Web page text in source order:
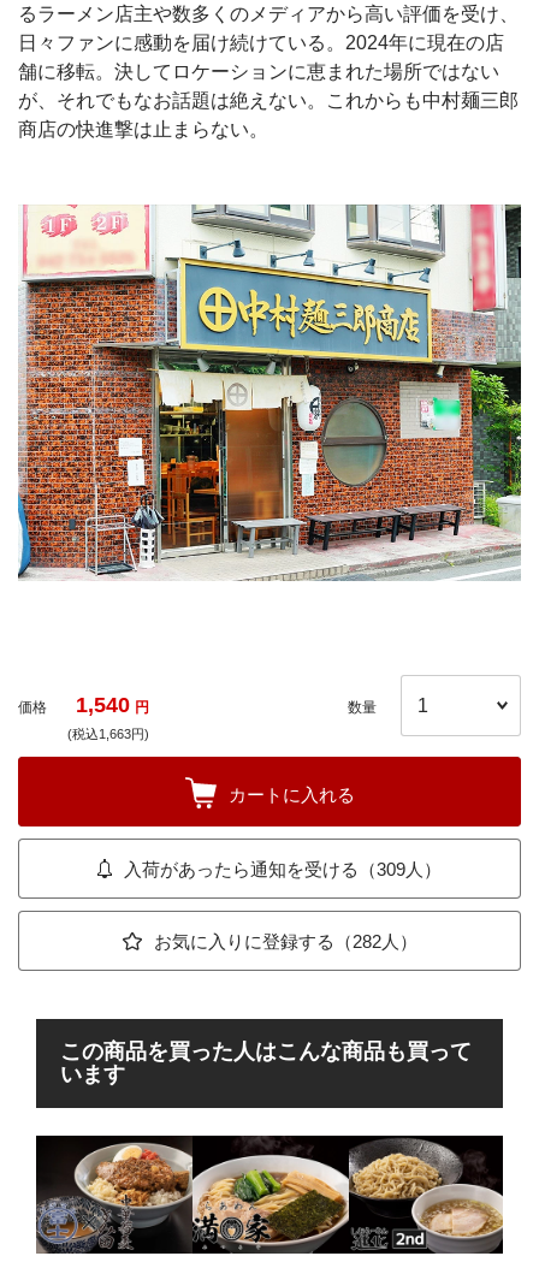
るラーメン店主や数多くのメディアから高い評価を受け、
日々ファンに感動を届け続けている。2024年に現在の店
舗に移転。決してロケーションに恵まれた場所ではない
が、それでもなお話題は絶えない。これからも中村麺三郎
商店の快進撃は止まらない。
価格 1,540 円
(税込1,663円)
数量
カートに入れる
入荷があったら通知を受ける（309人）
お気に入りに登録する（282人）
この商品を買った人はこんな商品も買って
います